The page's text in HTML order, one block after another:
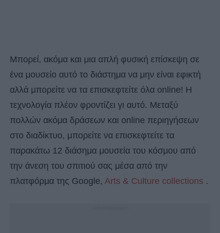
Μπορεί, ακόμα και μια απλή φυσική επίσκεψη σε
ένα μουσείο αυτό το διάστημα να μην είναι εφικτή
αλλά μπορείτε να τα επισκεφτείτε όλα online! Η
τεχνολογία πλέον φροντίζει γι αυτό. Μεταξύ
πολλών ακόμα δράσεων και online περιηγήσεων
στο διαδίκτυο, μπορείτε να επισκεφτείτε τα
παρακάτω 12 διάσημα μουσεία του κόσμου από
την άνεση του σπιτιού σας μέσα από την
πλατφόρμα της Google, Arts & Culture collections .